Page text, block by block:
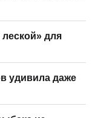
для
удивила даже